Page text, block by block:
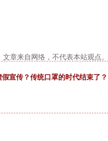
章来自网络，不代表本站观点。
宣传？传统口罩的时代结束了？